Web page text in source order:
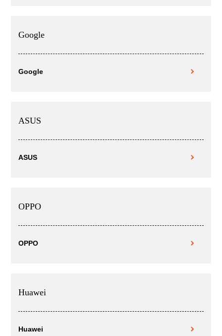
Google
Google
ASUS
ASUS
OPPO
OPPO
Huawei
Huawei